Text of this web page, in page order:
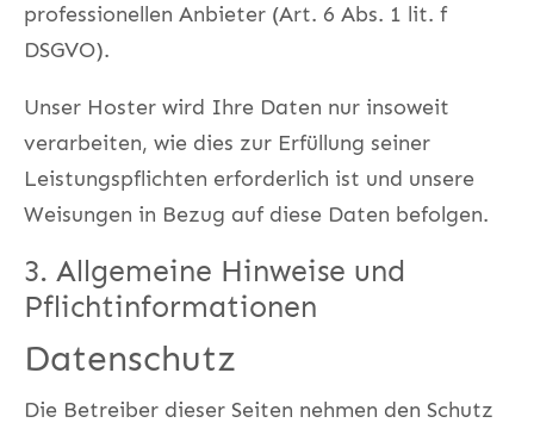
professionellen Anbieter (Art. 6 Abs. 1 lit. f
DSGVO).
Unser Hoster wird Ihre Daten nur insoweit
verarbeiten, wie dies zur Erfüllung seiner
Leistungspflichten erforderlich ist und unsere
Weisungen in Bezug auf diese Daten befolgen.
3. Allgemeine Hinweise und
Pflichtinformationen
Datenschutz
Die Betreiber dieser Seiten nehmen den Schutz